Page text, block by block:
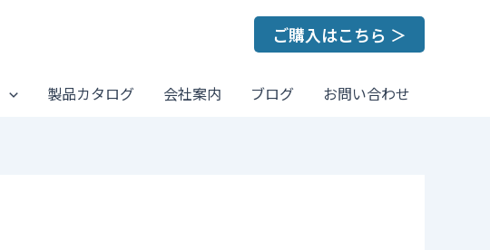
ご購入はこちら ＞
製品カタログ 会社案内 ブログ お問い合わせ